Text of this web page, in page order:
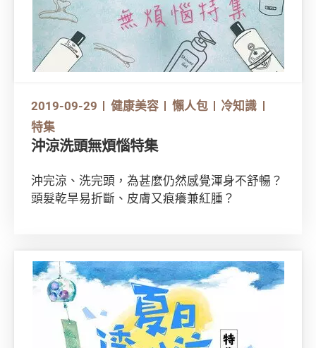
2019-09-29 健康美容 懶人包
冷知識
特集
沖涼洗頭無煩惱特集
沖完涼、洗完頭，為甚麼仍然感覺渾身不舒暢？
頭髮乾旱易折斷、皮膚又痕癢兼紅腫？